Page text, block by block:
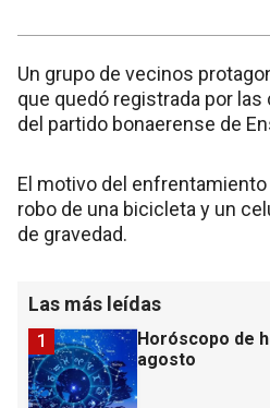
Un grupo de vecinos
que quedó registrada por
del partido bonaerense de
El motivo del
robo de una bicicleta y un
de gravedad.
Las más leídas
Horóscopo de
agosto
1